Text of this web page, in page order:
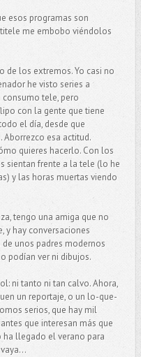
esos programas son
me embobo viéndolos
de los extremos. Yo casi no
he visto series a
tele, pero
con la gente que tiene
el día, desde que
Aborrezco esa actitud.
quieres hacerlo. Con los
sientan frente a la tele (lo he
y las horas muertas viendo
tengo una amiga que no
y hay conversaciones
unos padres modernos
podían ver ni dibujos.
ni tanto ni tan calvo. Ahora,
un reportaje, o un lo-que-
serios, que hay mil
que interesan más que
ha llegado el verano para